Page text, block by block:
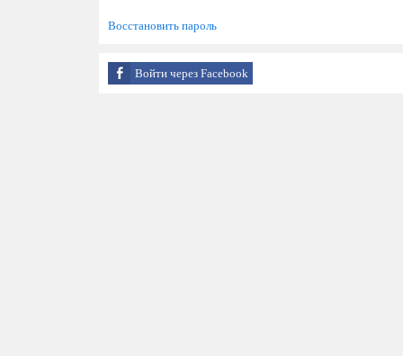
Восстановить пароль
Войти через Facebook